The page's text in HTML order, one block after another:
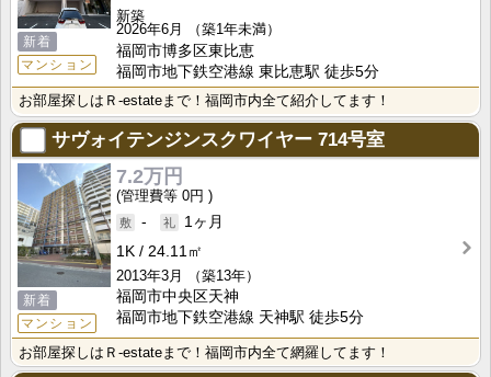
新着
マンション
新築
2026年6月
（築1年未満）
福岡市博多区東比恵
福岡市地下鉄空港線 東比恵駅 徒歩5分
お部屋探しはＲ-estateまで！福岡市内全て紹介してます！
サヴォイテンジンスクワイヤー 714号室
新着
マンション
7.2万円
0円
-
1ヶ月
1K
24.11㎡
2013年3月
（築13年）
福岡市中央区天神
福岡市地下鉄空港線 天神駅 徒歩5分
お部屋探しはＲ-estateまで！福岡市内全て網羅してます！